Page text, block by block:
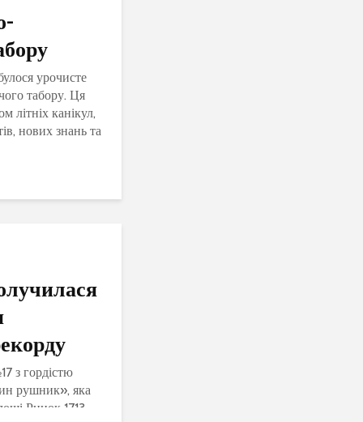
урочисте
табору. Ця
літніх канікул,
нових знань та
з гордістю
рушник», яка
Ринок 1713